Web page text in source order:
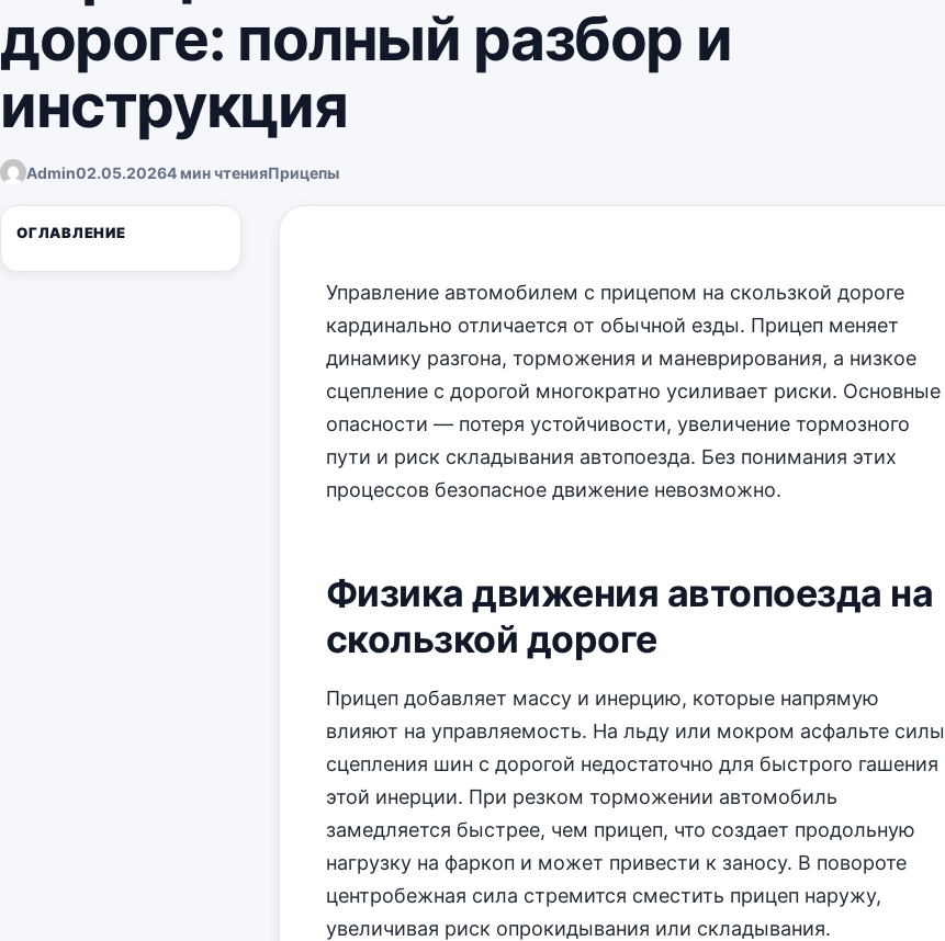
дороге: полный разбор и
инструкция
Admin02.05.20264 мин чтенияПрицепы
ОГЛАВЛЕНИЕ
Управление автомобилем с прицепом на скользкой дороге
кардинально отличается от обычной езды. Прицеп меняет
динамику разгона, торможения и маневрирования, а низкое
сцепление с дорогой многократно усиливает риски. Основные
опасности — потеря устойчивости, увеличение тормозного
пути и риск складывания автопоезда. Без понимания этих
процессов безопасное движение невозможно.
Физика движения автопоезда на
скользкой дороге
Прицеп добавляет массу и инерцию, которые напрямую
влияют на управляемость. На льду или мокром асфальте силы
сцепления шин с дорогой недостаточно для быстрого гашения
этой инерции. При резком торможении автомобиль
замедляется быстрее, чем прицеп, что создает продольную
нагрузку на фаркоп и может привести к заносу. В повороте
центробежная сила стремится сместить прицеп наружу,
увеличивая риск опрокидывания или складывания.